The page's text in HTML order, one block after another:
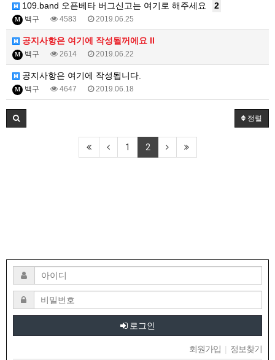
109.band 오픈베타 버그신고는 여기로 해주세요 2
M 백구 4583 2019.06.25
공지사항은 여기에 작성될꺼에요 II
M 백구 2614 2019.06.22
공지사항은 여기에 작성됩니다.
M 백구 4647 2019.06.18
정렬
1 2
로그인
회원가입 | 정보찾기